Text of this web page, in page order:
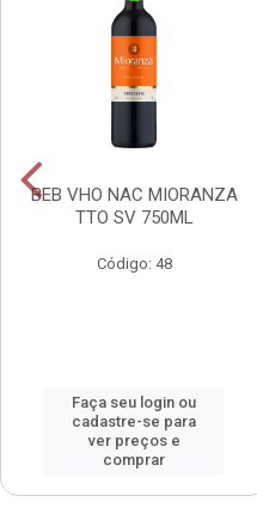
BEB VHO NAC MIORANZA
TTO SV 750ML
Código: 48
Faça seu login ou
cadastre-se para
ver preços e
comprar